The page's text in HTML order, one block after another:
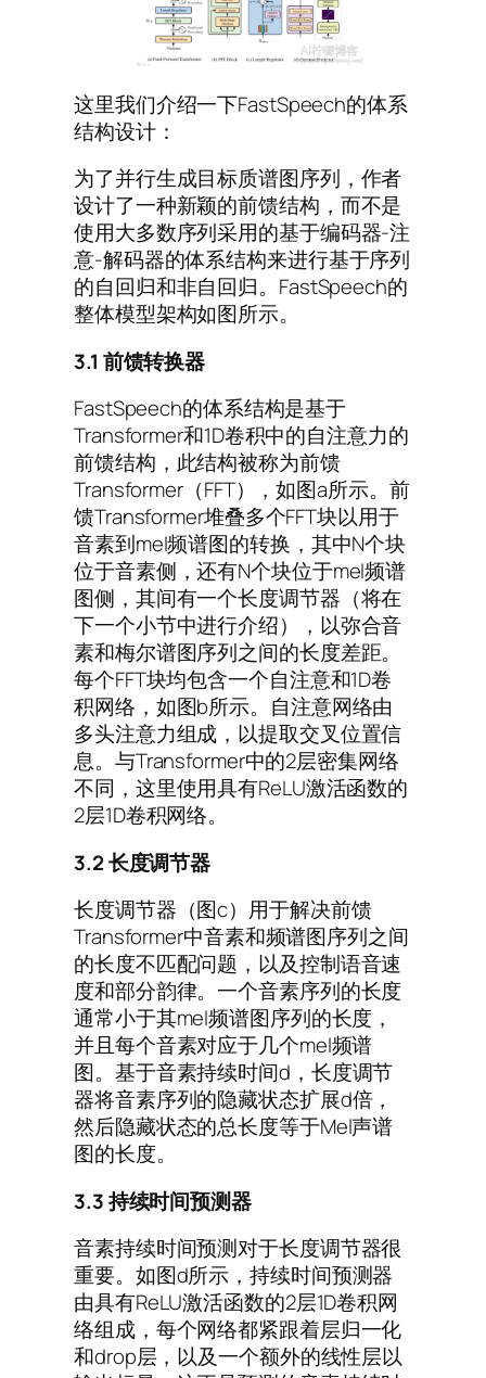
这里我们介绍一下FastSpeech的体系
结构设计：
为了并行生成目标质谱图序列，作者
设计了一种新颖的前馈结构，而不是
使用大多数序列采用的基于编码器-注
意-解码器的体系结构来进行基于序列
的自回归和非自回归。FastSpeech的
整体模型架构如图所示。
3.1 前馈转换器
FastSpeech的体系结构是基于
Transformer和1D卷积中的自注意力的
前馈结构，此结构被称为前馈
Transformer（FFT），如图a所示。前
馈Transformer堆叠多个FFT块以用于
音素到mel频谱图的转换，其中N个块
位于音素侧，还有N个块位于mel频谱
图侧，其间有一个长度调节器（将在
下一个小节中进行介绍），以弥合音
素和梅尔谱图序列之间的长度差距。
每个FFT块均包含一个自注意和1D卷
积网络，如图b所示。自注意网络由
多头注意力组成，以提取交叉位置信
息。与Transformer中的2层密集网络
不同，这里使用具有ReLU激活函数的
2层1D卷积网络。
3.2长度调节器
长度调节器（图c）用于解决前馈
Transformer中音素和频谱图序列之间
的长度不匹配问题，以及控制语音速
度和部分韵律。一个音素序列的长度
通常小于其mel频谱图序列的长度，
并且每个音素对应于几个mel频谱
图。基于音素持续时间d，长度调节
器将音素序列的隐藏状态扩展d倍，
然后隐藏状态的总长度等于Mel声谱
图的长度。
3.3持续时间预测器
音素持续时间预测对于长度调节器很
重要。如图d所示，持续时间预测器
由具有ReLU激活函数的2层1D卷积网
络组成，每个网络都紧跟着层归一化
和drop层，以及一个额外的线性层以